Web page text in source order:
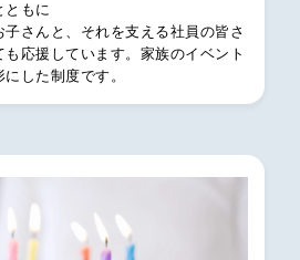
ともに
さんと、それを支える社員の皆さ
応援しています。家族のイベント
した制度です。